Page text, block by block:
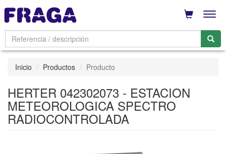
Inicio Productos Producto
HERTER 042302073 - ESTACION
METEOROLOGICA SPECTRO
RADIOCONTROLADA